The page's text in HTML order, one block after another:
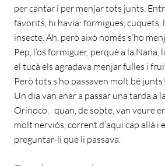
per cantar i per menjar tots junts.
favorits, hi havia: formigues, cuquets,
insecte. Ah, però això només s’ho
Pep, l’os formiguer, perquè a la Nana,
el tucà els agradava menjar fulles i
Però tots s’ho passaven molt bé junts!
Un dia van anar a passar una tarda a
Orinoco, quan, de sobte, van veure
molt nerviós, corrent d’aquí cap allà i
preguntar-li què li passava.